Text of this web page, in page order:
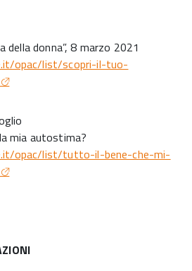
della donna”, 8 marzo 2021
opac/list/scopri-il-tuo-
mia autostima?
opac/list/tutto-il-bene-che-mi-